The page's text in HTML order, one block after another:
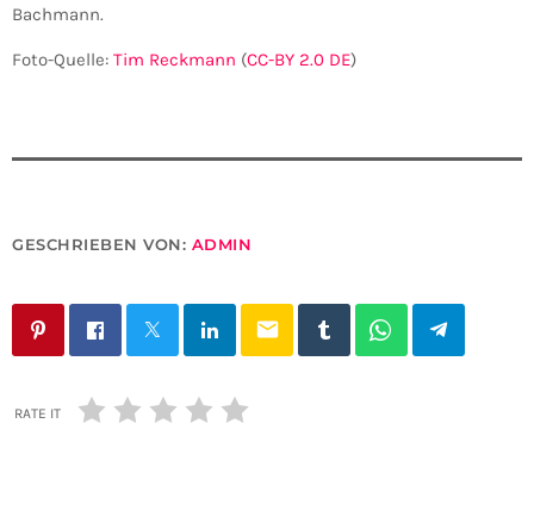
Bachmann.
Foto-Quelle: Tim Reckmann (CC-BY 2.0 DE)
GESCHRIEBEN VON: ADMIN
email
RATE IT